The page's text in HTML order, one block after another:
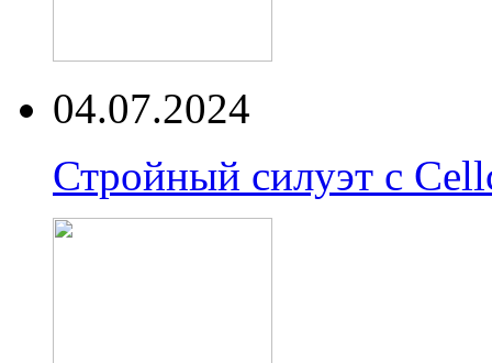
04.07.2024
Стройный силуэт с